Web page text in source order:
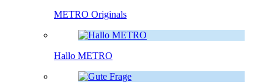
METRO Originals
Hallo METRO